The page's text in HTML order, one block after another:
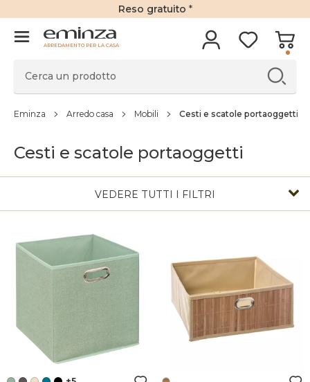
Reso gratuito *
ARREDAMENTO PER LA CASA
Eminza Arredo casa Mobili Cesti e scatole portaoggetti
Cesti e scatole portaoggetti
VEDERE TUTTI I FILTRI